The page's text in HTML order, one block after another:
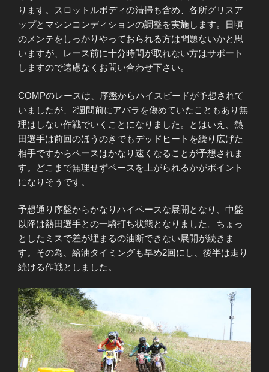
ります。スロットルボディの清掃も含め、各所グリスア
ップとマシンコンディションの調整を実施します。日頃
のメンテをしっかりやっておられる方は問題ないかと思
いますが、レース前に十分時間が取れない方はサポート
しますので遠慮なくお問い合わせ下さい。
COMPのレースは、序盤からハイスピードが予想されて
いましたが、2週間前にアバラを傷めていたこともあり無
理はしない作戦でいくことになりました。とはいえ、熱
田選手は前回のほうのきでもデッドヒートを繰り広げた
相手ですからペースはかなり速くなることが予想されま
す。どこまで無理せずペースを上がられるかがポイント
になりそうです。
予想通り序盤からかなりハイペースな展開となり、中盤
以降は熱田選手との一騎打ち状態となりました。ちょっ
としたミスで差が埋まるの油断できない展開が続きま
す。その為、給油タイミングも早め2回にし、後半は走り
続ける作戦としました。